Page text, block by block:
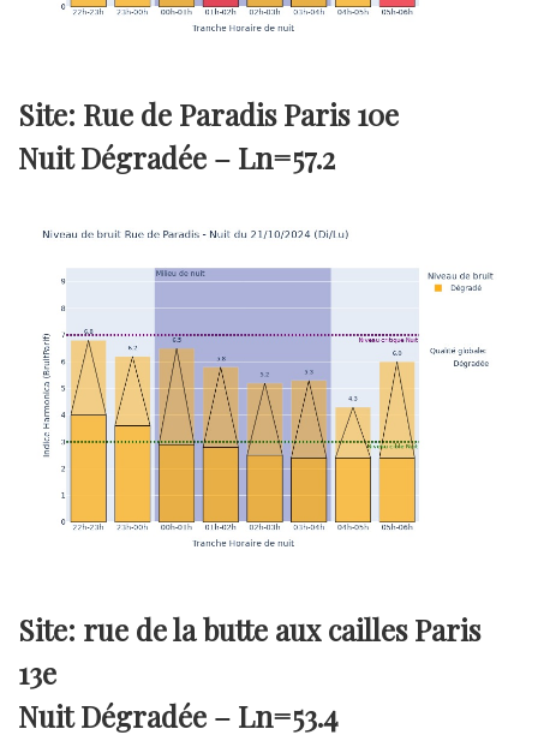
Site: Rue de Paradis Paris 10e
Nuit Dégradée – Ln=57.2
Site: rue de la butte aux cailles Paris
13e
Nuit Dégradée – Ln=53.4